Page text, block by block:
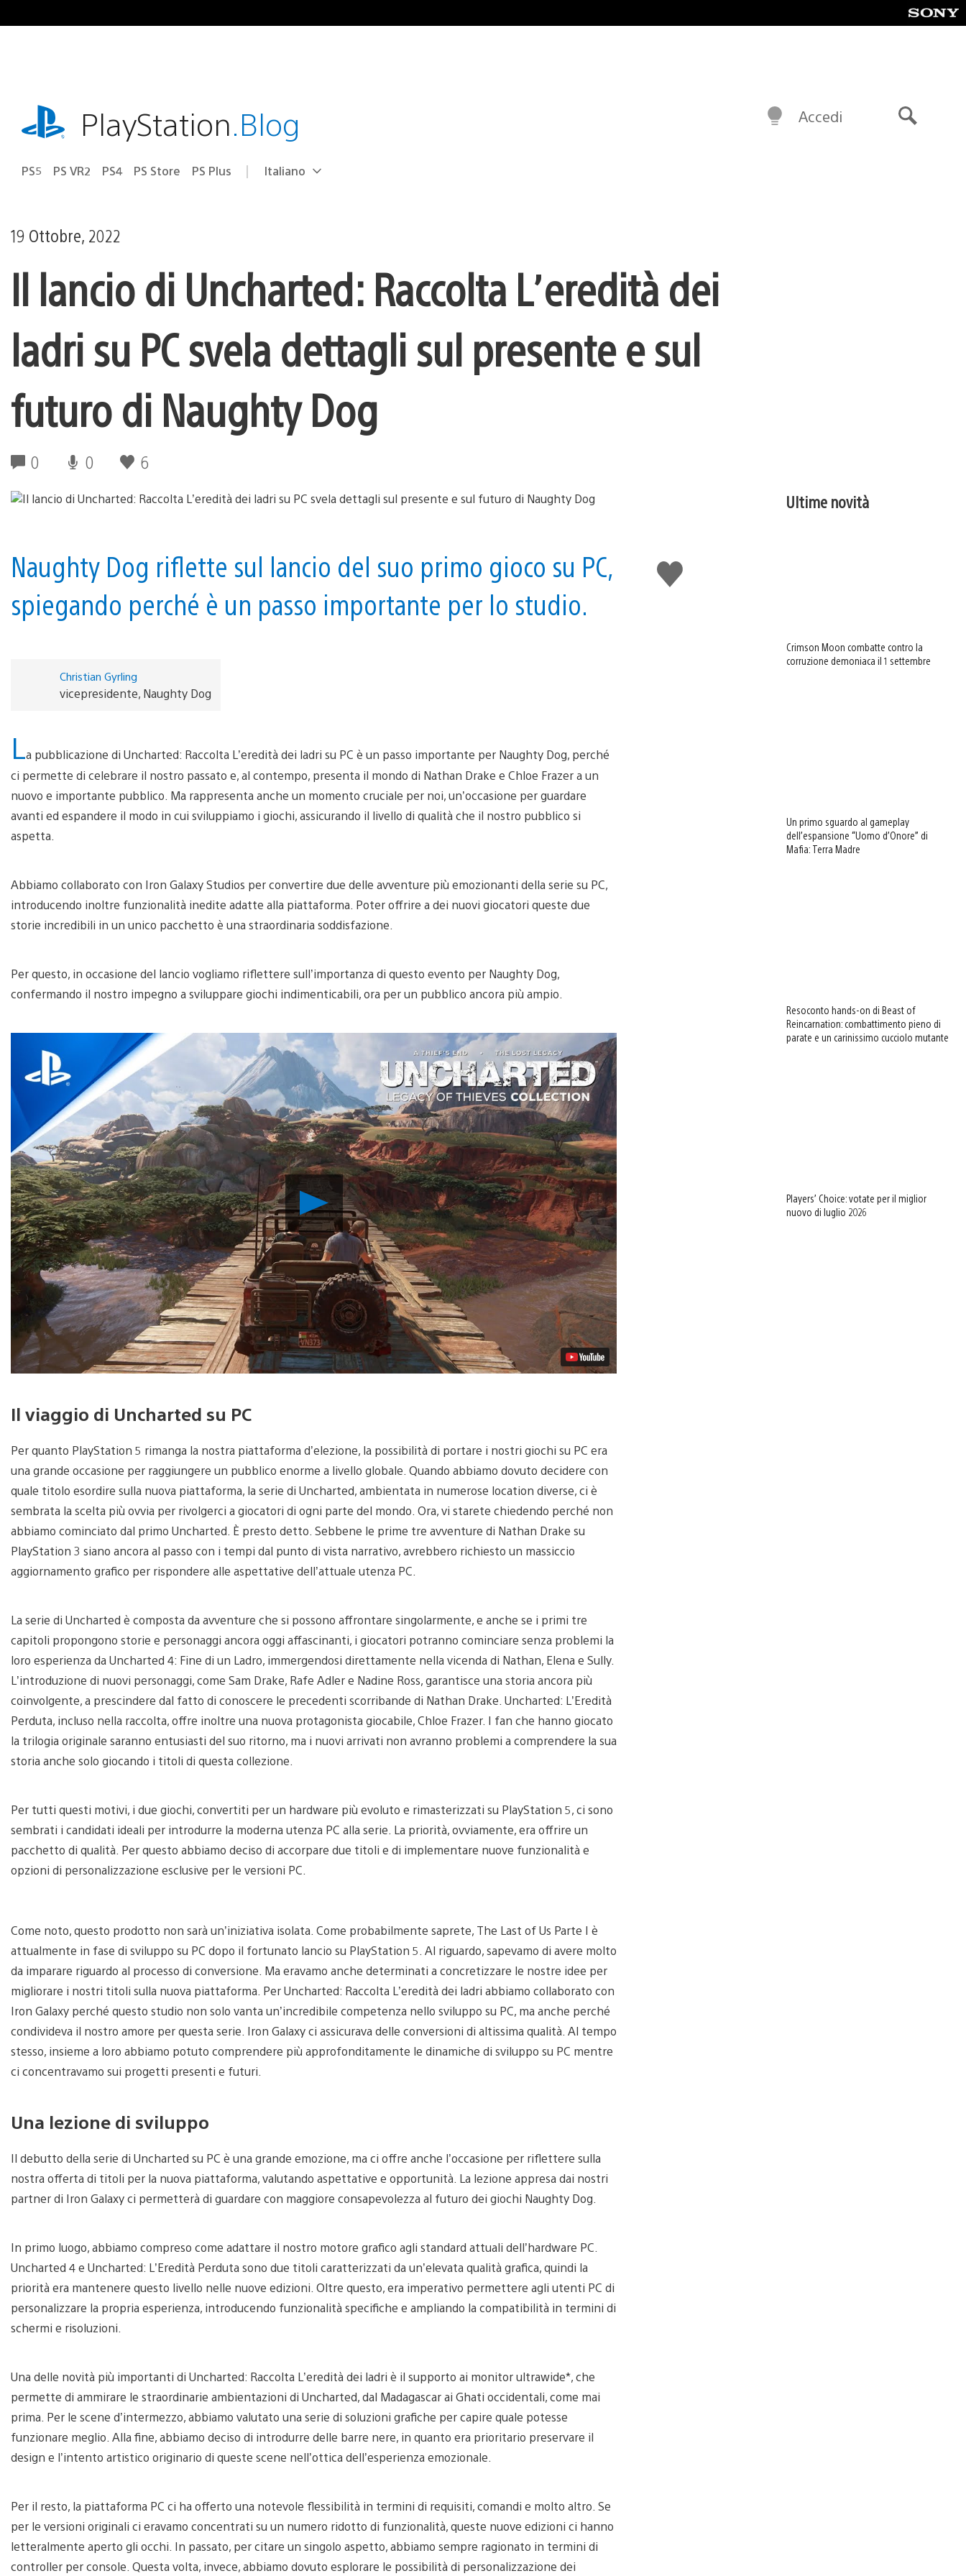
al
playstation.comPlayStation.Blog
PS5 PS VR2 PS4 PS Store PS Plus Seleziona
Regione
Italiano
Accedi
19 Ottobre, 2022
Il lancio di Uncharted: Raccolta L’eredità dei
ladri su PC svela dettagli sul presente e sul
futuro di Naughty Dog
0 0 6
Mi
piace
Naughty Dog riflette sul lancio del suo primo gioco su PC,
spiegando perché è un passo importante per lo studio.
Christian Gyrling
vicepresidente, Naughty Dog
La pubblicazione di Uncharted: Raccolta L’eredità dei ladri su PC è un passo importante per Naughty Dog, perché
ci permette di celebrare il nostro passato e, al contempo, presenta il mondo di Nathan Drake e Chloe Frazer a un
nuovo e importante pubblico. Ma rappresenta anche un momento cruciale per noi, un’occasione per guardare
avanti ed espandere il modo in cui sviluppiamo i giochi, assicurando il livello di qualità che il nostro pubblico si
aspetta.
Abbiamo collaborato con Iron Galaxy Studios per convertire due delle avventure più emozionanti della serie su PC,
introducendo inoltre funzionalità inedite adatte alla piattaforma. Poter offrire a dei nuovi giocatori queste due
storie incredibili in un unico pacchetto è una straordinaria soddisfazione.
Per questo, in occasione del lancio vogliamo riflettere sull’importanza di questo evento per Naughty Dog,
confermando il nostro impegno a sviluppare giochi indimenticabili, ora per un pubblico ancora più ampio.
Riproduci
video
Il viaggio di Uncharted su PC
Per quanto PlayStation 5 rimanga la nostra piattaforma d’elezione, la possibilità di portare i nostri giochi su PC era
una grande occasione per raggiungere un pubblico enorme a livello globale. Quando abbiamo dovuto decidere con
quale titolo esordire sulla nuova piattaforma, la serie di Uncharted, ambientata in numerose location diverse, ci è
sembrata la scelta più ovvia per rivolgerci a giocatori di ogni parte del mondo. Ora, vi starete chiedendo perché non
abbiamo cominciato dal primo Uncharted. È presto detto. Sebbene le prime tre avventure di Nathan Drake su
PlayStation 3 siano ancora al passo con i tempi dal punto di vista narrativo, avrebbero richiesto un massiccio
aggiornamento grafico per rispondere alle aspettative dell’attuale utenza PC.
La serie di Uncharted è composta da avventure che si possono affrontare singolarmente, e anche se i primi tre
capitoli propongono storie e personaggi ancora oggi affascinanti, i giocatori potranno cominciare senza problemi la
loro esperienza da Uncharted 4: Fine di un Ladro, immergendosi direttamente nella vicenda di Nathan, Elena e Sully.
L’introduzione di nuovi personaggi, come Sam Drake, Rafe Adler e Nadine Ross, garantisce una storia ancora più
coinvolgente, a prescindere dal fatto di conoscere le precedenti scorribande di Nathan Drake. Uncharted: L’Eredità
Perduta, incluso nella raccolta, offre inoltre una nuova protagonista giocabile, Chloe Frazer. I fan che hanno giocato
la trilogia originale saranno entusiasti del suo ritorno, ma i nuovi arrivati non avranno problemi a comprendere la sua
storia anche solo giocando i titoli di questa collezione.
Per tutti questi motivi, i due giochi, convertiti per un hardware più evoluto e rimasterizzati su PlayStation 5, ci sono
sembrati i candidati ideali per introdurre la moderna utenza PC alla serie. La priorità, ovviamente, era offrire un
pacchetto di qualità. Per questo abbiamo deciso di accorpare due titoli e di implementare nuove funzionalità e
opzioni di personalizzazione esclusive per le versioni PC.
Come noto, questo prodotto non sarà un’iniziativa isolata. Come probabilmente saprete, The Last of Us Parte I è
attualmente in fase di sviluppo su PC dopo il fortunato lancio su PlayStation 5. Al riguardo, sapevamo di avere molto
da imparare riguardo al processo di conversione. Ma eravamo anche determinati a concretizzare le nostre idee per
migliorare i nostri titoli sulla nuova piattaforma. Per Uncharted: Raccolta L’eredità dei ladri abbiamo collaborato con
Iron Galaxy perché questo studio non solo vanta un’incredibile competenza nello sviluppo su PC, ma anche perché
condivideva il nostro amore per questa serie. Iron Galaxy ci assicurava delle conversioni di altissima qualità. Al tempo
stesso, insieme a loro abbiamo potuto comprendere più approfonditamente le dinamiche di sviluppo su PC mentre
ci concentravamo sui progetti presenti e futuri.
Una lezione di sviluppo
Il debutto della serie di Uncharted su PC è una grande emozione, ma ci offre anche l’occasione per riflettere sulla
nostra offerta di titoli per la nuova piattaforma, valutando aspettative e opportunità. La lezione appresa dai nostri
partner di Iron Galaxy ci permetterà di guardare con maggiore consapevolezza al futuro dei giochi Naughty Dog.
In primo luogo, abbiamo compreso come adattare il nostro motore grafico agli standard attuali dell’hardware PC.
Uncharted 4 e Uncharted: L’Eredità Perduta sono due titoli caratterizzati da un’elevata qualità grafica, quindi la
priorità era mantenere questo livello nelle nuove edizioni. Oltre questo, era imperativo permettere agli utenti PC di
personalizzare la propria esperienza, introducendo funzionalità specifiche e ampliando la compatibilità in termini di
schermi e risoluzioni.
Una delle novità più importanti di Uncharted: Raccolta L’eredità dei ladri è il supporto ai monitor ultrawide*, che
permette di ammirare le straordinarie ambientazioni di Uncharted, dal Madagascar ai Ghati occidentali, come mai
prima. Per le scene d’intermezzo, abbiamo valutato una serie di soluzioni grafiche per capire quale potesse
funzionare meglio. Alla fine, abbiamo deciso di introdurre delle barre nere, in quanto era prioritario preservare il
design e l’intento artistico originario di queste scene nell’ottica dell’esperienza emozionale.
Per il resto, la piattaforma PC ci ha offerto una notevole flessibilità in termini di requisiti, comandi e molto altro. Se
per le versioni originali ci eravamo concentrati su un numero ridotto di funzionalità, queste nuove edizioni ci hanno
letteralmente aperto gli occhi. In passato, per citare un singolo aspetto, abbiamo sempre ragionato in termini di
controller per console. Questa volta, invece, abbiamo dovuto esplorare le possibilità di personalizzazione dei
Ultime novità
Crimson Moon combatte contro la
corruzione demoniaca il 1 settembre
Un primo sguardo al gameplay
dell’espansione “Uomo d’Onore” di
Mafia: Terra Madre
Resoconto hands-on di Beast of
Reincarnation: combattimento pieno di
parate e un carinissimo cucciolo mutante
Players’ Choice: votate per il miglior
nuovo di luglio 2026